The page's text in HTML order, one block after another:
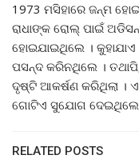
1973 ମସିହାରେ ଜନ୍ମ
ରାଧାଙ୍କ ରୋଲ୍ ପାଇଁ
ହୋଇଯାଇଥିଲେ ।
ପସନ୍ଦ କରିନଥିଲେ ।
ଦୃଷ୍ଟି ଆକର୍ଷଣ କରିଥିଲା ।
ଗୋଟିଏ ସୁଯୋଗ ଦେଇଥିଲେ
RELATED POSTS